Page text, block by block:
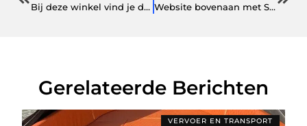
Bij deze winkel vind je de fijnste WoolWarmers-sloffen Website bovenaan met SEO bedrijf
Gerelateerde Berichten
VERVOER EN TRANSPORT